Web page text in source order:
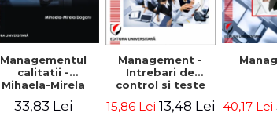
Managementul
calitatii -
Mihaela-Mirela
33,83 Lei
Management -
Intrebari de
control si teste
15,86 Lei13,48 Lei 40,17 Lei